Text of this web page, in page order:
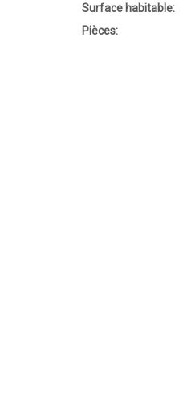
Surface habitable:
Pièces: